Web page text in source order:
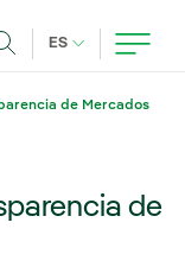
ES IDIOMA
de Mercados
de